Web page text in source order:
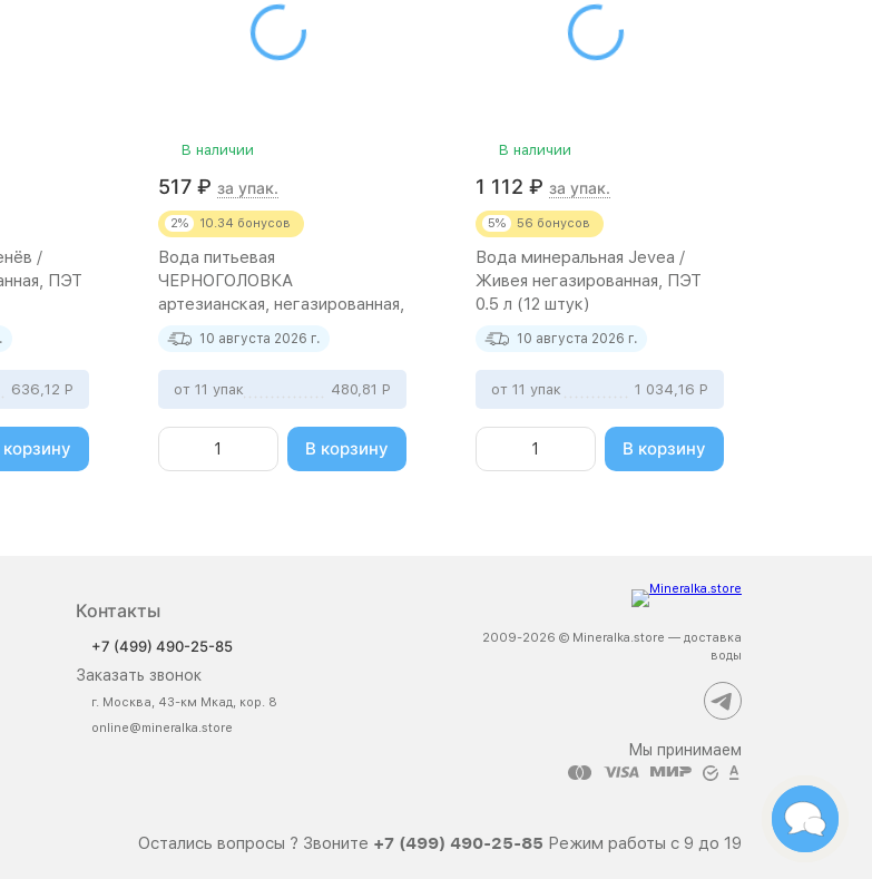
/
ПЭТ
636,12 Р
В наличии
517 ₽ за упак.
2% 10.34 бонусов
Вода питьевая
ЧЕРНОГОЛОВКА
артезианская, негазированная,
ПЭТ 2.5 л (4 штуки)
10 августа 2026 г.
от 11 упак 480,81 Р
В корзину
В наличии
1 112 ₽ за упак.
5% 56 бонусов
Вода минеральная Jevea /
Живея негазированная, ПЭТ
0.5 л (12 штук)
10 августа 2026 г.
от 11 упак 1 034,16 Р
В корзину
Контакты
+7 (499) 490-25-85
Заказать звонок
г. Москва, 43-км Мкад, кор. 8
online@mineralka.store
2009-2026 © Mineralka.store — доставка
воды
Мы принимаем
Остались вопросы ? Звоните +7 (499) 490-25-85 Режим работы с 9 до 19